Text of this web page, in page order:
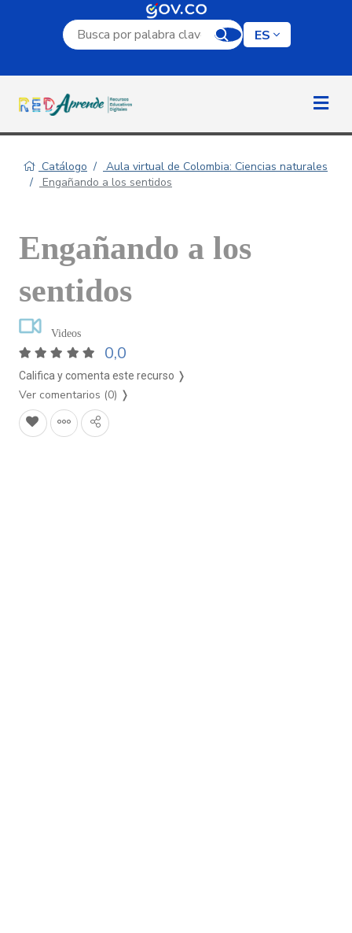
Campo de búsqueda por palabra clave
ES
Catálogo
Aula virtual de Colombia: Ciencias naturales
Engañando a los sentidos
Engañando a los
sentidos
Videos
0,0
Califica y comenta este recurso ❭
Ver comentarios (0) ❭